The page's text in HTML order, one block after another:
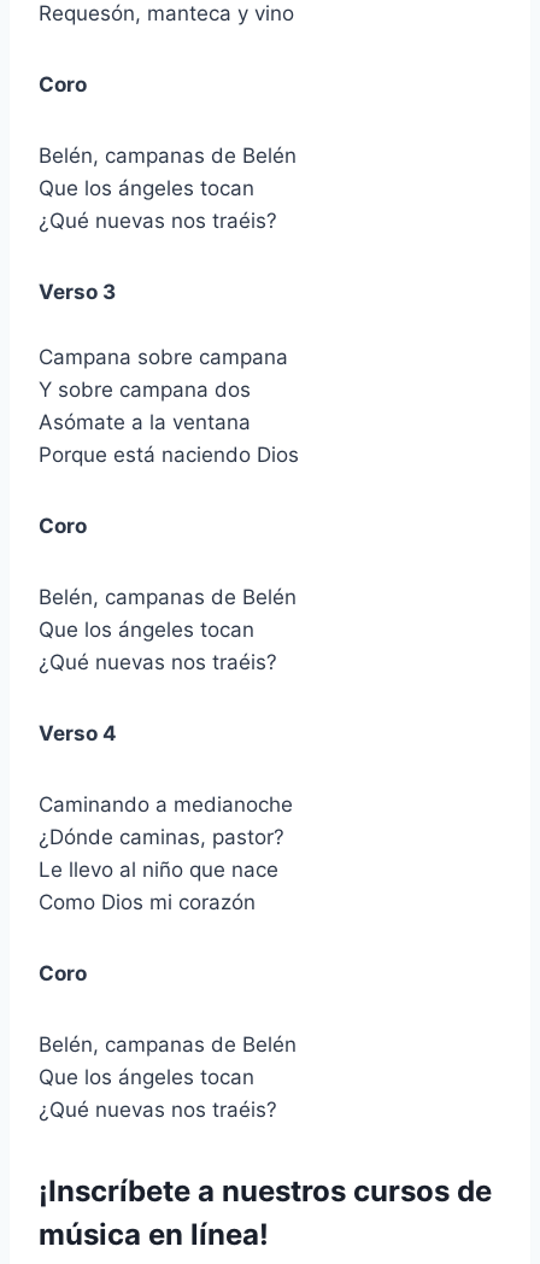
Requesón, manteca y vino
Coro
Belén, campanas de Belén
Que los ángeles tocan
¿Qué nuevas nos traéis?
Verso 3
Campana sobre campana
Y sobre campana dos
Asómate a la ventana
Porque está naciendo Dios
Coro
Belén, campanas de Belén
Que los ángeles tocan
¿Qué nuevas nos traéis?
Verso 4
Caminando a medianoche
¿Dónde caminas, pastor?
Le llevo al niño que nace
Como Dios mi corazón
Coro
Belén, campanas de Belén
Que los ángeles tocan
¿Qué nuevas nos traéis?
¡Inscríbete a nuestros cursos de
música en línea!